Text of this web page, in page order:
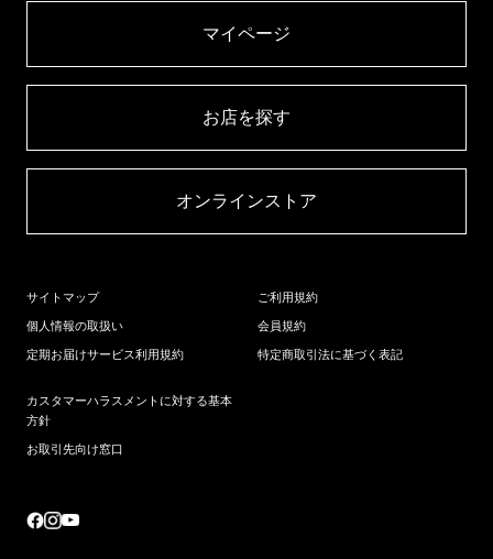
マイページ​
お店を探す​
オンラインストア​
サイトマップ
個人情報の取扱い
定期お届けサービス利用規約
ご利用規約
会員規約
特定商取引法に基づく表記
カスタマーハラスメントに対する基本
方針
お取引先向け窓口